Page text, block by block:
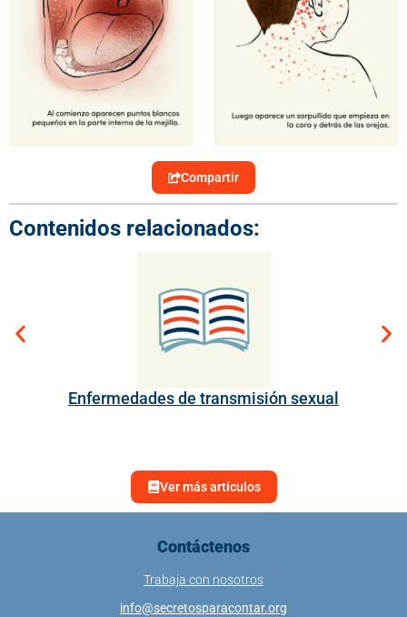
Compartir
Contenidos relacionados:
Enfermedades de transmisión sexual
Ver más artículos
Contáctenos
Trabaja con nosotros
info@secretosparacontar.org